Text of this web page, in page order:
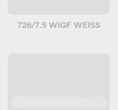
726/7.5 WIGF WEISS